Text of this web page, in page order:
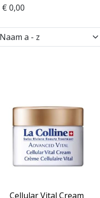
€ 0,00
Cellular Vital Cream